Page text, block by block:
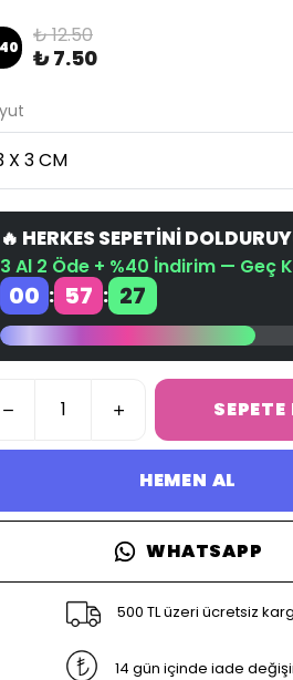
40 ₺ 12.50
₺ 7.50
🔥 HERKES SEPETİNİ
3 Al 2 Öde + %40 İndirim — Geç
00 : 57 : 27
SEPETE
HEMEN AL
WHATSAPP
500 TL üzeri ücretsiz
14 gün içinde iade